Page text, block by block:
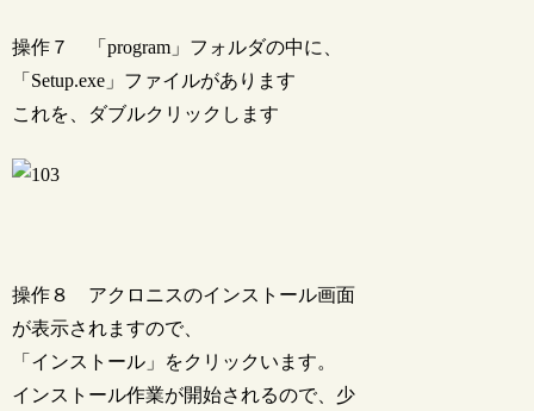
操作７ 「program」フォルダの中に、
「Setup.exe」ファイルがあります
これを、ダブルクリックします
操作８ アクロニスのインストール画面
が表示されますので、
「インストール」をクリックいます。
インストール作業が開始されるので、少